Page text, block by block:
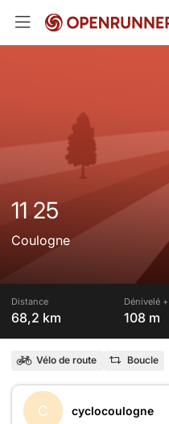
11 25
Coulogne
Distance
68,2 km
Dénivelé +
108 m
Vélo de route Boucle
C cyclocoulogne